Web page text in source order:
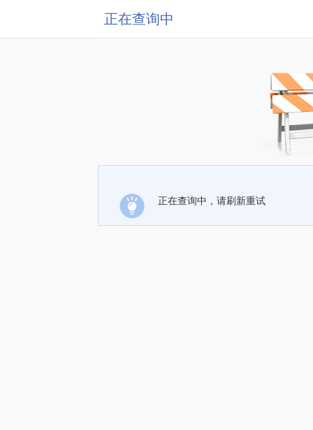
正在查询中
正在查询中，请刷新重试